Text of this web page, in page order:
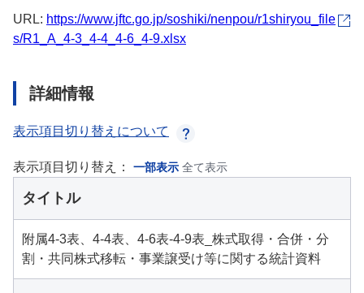
URL: https://www.jftc.go.jp/soshiki/nenpou/r1shiryou_file
s/R1_A_4-3_4-4_4-6_4-9.xlsx
詳細情報
表示項目切り替えについて
表示項目切り替え： 一部表示 全て表示
タイトル
附属4-3表、4-4表、4-6表-4-9表_株式取得・合併・分
割・共同株式移転・事業譲受け等に関する統計資料